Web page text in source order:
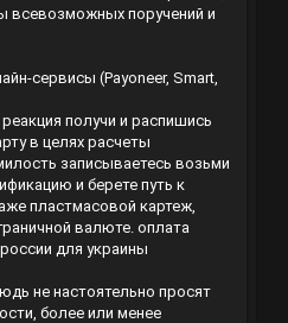
всевозможных поручений и
сервисы (Payoneer, Smart,
получи и распишись
в целях расчеты
записываетесь возьми
и берете путь к
пластмасовой картеж,
валюте. оплата
для украины
не настоятельно просят
более или менее